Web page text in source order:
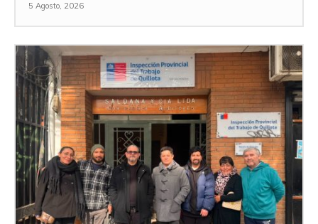
5 Agosto, 2026